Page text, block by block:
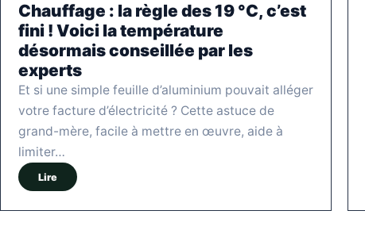
Chauffage : la règle des 19 °C, c’est
fini ! Voici la température
désormais conseillée par les
experts
Et si une simple feuille d’aluminium pouvait alléger
votre facture d’électricité ? Cette astuce de
grand-mère, facile à mettre en œuvre, aide à
limiter…
Lire